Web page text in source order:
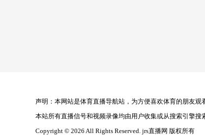
声明：本网站是体育直播导航站，为方便喜欢体育的朋友
本站所有直播信号和视频录像均由用户收集或从搜索引擎
Copyright © 2026 All Rights Reserved. jrs直播网 版权所有